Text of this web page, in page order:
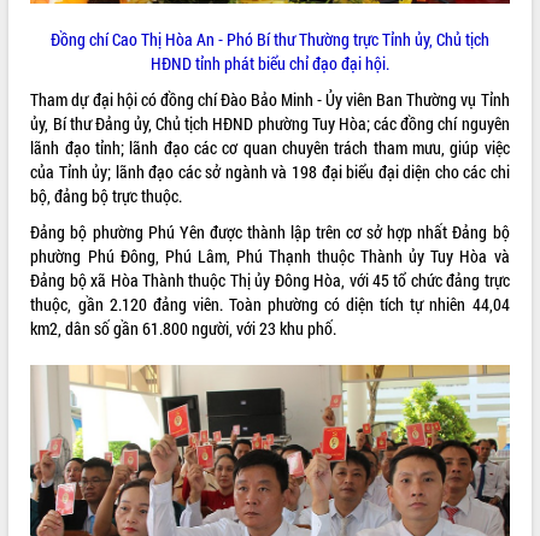
VIDEO
Loading the player...
Khám bệnh, cấp phát thuốc miễn phí
và tặng quà người dân xã Cư Pui
Đồng chí Cao Thị Hòa An - Phó Bí thư Thường trực Tỉnh ủy, Chủ tịch
HĐND tỉnh phát biểu chỉ đạo đại hội.
Tham dự đại hội có đồng chí Đào Bảo Minh - Ủy viên Ban Thường vụ Tỉnh
ủy, Bí thư Đảng ủy, Chủ tịch HĐND phường Tuy Hòa; các đồng chí nguyên
lãnh đạo tỉnh; lãnh đạo các cơ quan chuyên trách tham mưu, giúp việc
của Tỉnh ủy; lãnh đạo các sở ngành và 198 đại biểu đại diện cho các chi
bộ, đảng bộ trực thuộc.
Đảng bộ phường Phú Yên được thành lập trên cơ sở hợp nhất Đảng bộ
phường Phú Đông, Phú Lâm, Phú Thạnh thuộc Thành ủy Tuy Hòa và
Đảng bộ xã Hòa Thành thuộc Thị ủy Đông Hòa, với 45 tổ chức đảng trực
thuộc, gần 2.120 đảng viên. Toàn phường có diện tích tự nhiên 44,04
km2, dân số gần 61.800 người, với 23 khu phố.